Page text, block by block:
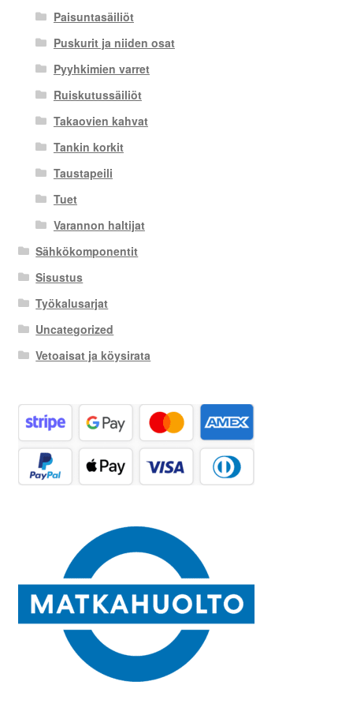
Paisuntasäiliöt
Puskurit ja niiden osat
Pyyhkimien varret
Ruiskutussäiliöt
Takaovien kahvat
Tankin korkit
Taustapeili
Tuet
Varannon haltijat
Sähkökomponentit
Sisustus
Työkalusarjat
Uncategorized
Vetoaisat ja köysirata